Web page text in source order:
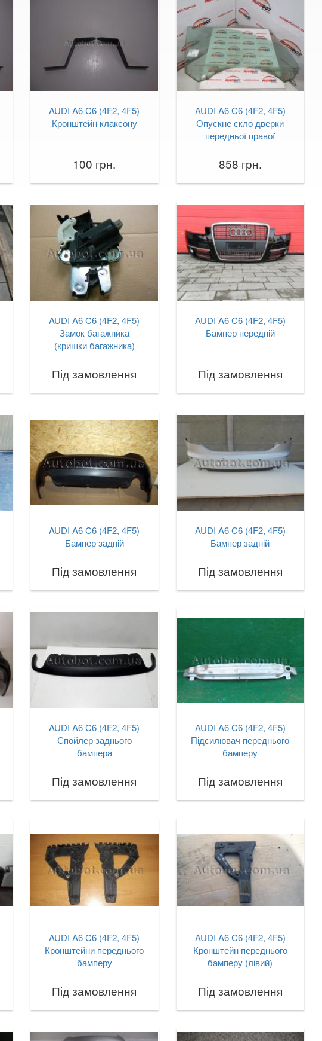
AUDI A6 C6 (4F2, 4F5)
Кронштейн клаксону
100 грн.
AUDI A6 C6 (4F2, 4F5)
Опускне скло дверки
передньої правої
858 грн.
AUDI A6 C6 (4F2, 4F5)
Замок багажника
(кришки багажника)
Під замовлення
AUDI A6 C6 (4F2, 4F5)
Бампер передній
Під замовлення
AUDI A6 C6 (4F2, 4F5)
Бампер задній
Під замовлення
AUDI A6 C6 (4F2, 4F5)
Бампер задній
Під замовлення
AUDI A6 C6 (4F2, 4F5)
Спойлер заднього
бампера
Під замовлення
AUDI A6 C6 (4F2, 4F5)
Підсилювач переднього
бамперу
Під замовлення
AUDI A6 C6 (4F2, 4F5)
Кронштейни переднього
бамперу
Під замовлення
AUDI A6 C6 (4F2, 4F5)
Кронштейн переднього
бамперу (лівий)
Під замовлення